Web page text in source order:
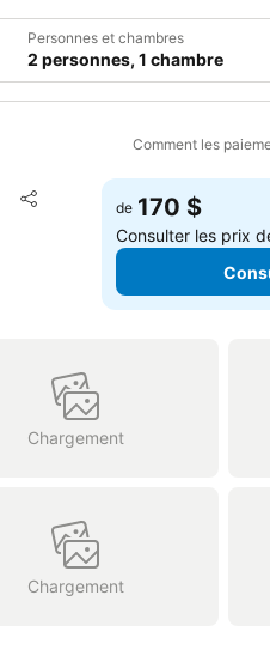
Personnes et chambres
2 personnes, 1 chambre
Comment les
Partager
Ajouter à mes favoris
de 170 $
Consulter les prix
Chargement
Chargement